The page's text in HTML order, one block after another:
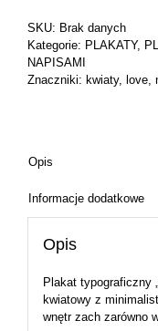
SKU: Brak danych
Kategorie: PLAKATY,
NAPISAMI
Znaczniki: kwiaty, love,
Opis
Informacje dodatkowe
Opis
Plakat typograficzny
kwiatowy z
wnętr zach zarówno